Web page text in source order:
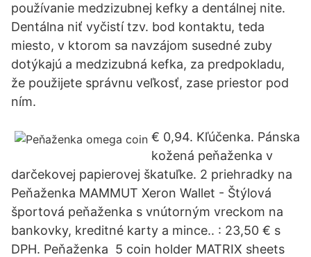
používanie medzizubnej kefky a dentálnej nite.
Dentálna niť vyčistí tzv. bod kontaktu, teda
miesto, v ktorom sa navzájom susedné zuby
dotýkajú a medzizubná kefka, za predpokladu,
že použijete správnu veľkosť, zase priestor pod
ním.
€ 0,94. Kľúčenka. Pánska
kožená peňaženka v
darčekovej papierovej škatuľke. 2 priehradky na
Peňaženka MAMMUT Xeron Wallet - Štýlová
športová peňaženka s vnútorným vreckom na
bankovky, kreditné karty a mince.. : 23,50 € s
DPH. Peňaženka 5 coin holder MATRIX sheets